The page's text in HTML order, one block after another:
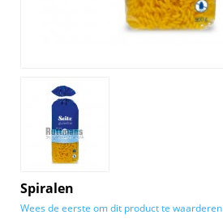
Spiralen
Wees de eerste om dit product te waarderen